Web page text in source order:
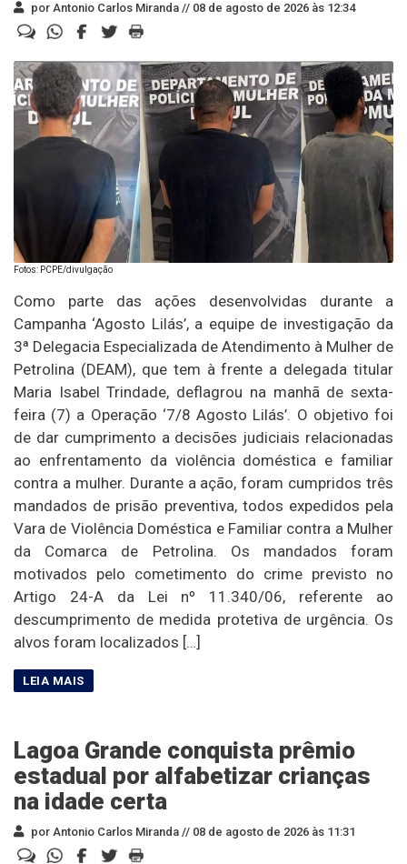
por Antonio Carlos Miranda // 08 de agosto de 2026 às 12:34
Fotos: PCPE/divulgação
Como parte das ações desenvolvidas durante a
Campanha ‘Agosto Lilás’, a equipe de investigação da
3ª Delegacia Especializada de Atendimento à Mulher de
Petrolina (DEAM), que tem à frente a delegada titular
Maria Isabel Trindade, deflagrou na manhã de sexta-
feira (7) a Operação ‘7/8 Agosto Lilás’. O objetivo foi
de dar cumprimento a decisões judiciais relacionadas
ao enfrentamento da violência doméstica e familiar
contra a mulher. Durante a ação, foram cumpridos três
mandados de prisão preventiva, todos expedidos pela
Vara de Violência Doméstica e Familiar contra a Mulher
da Comarca de Petrolina. Os mandados foram
motivados pelo cometimento do crime previsto no
Artigo 24-A da Lei nº 11.340/06, referente ao
descumprimento de medida protetiva de urgência. Os
alvos foram localizados […]
Lagoa Grande conquista prêmio
estadual por alfabetizar crianças
na idade certa
por Antonio Carlos Miranda // 08 de agosto de 2026 às 11:31